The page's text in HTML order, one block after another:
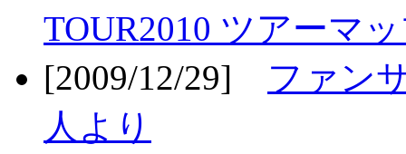
TOUR2010 ツアーマ
[2009/12/29] ファン
人より